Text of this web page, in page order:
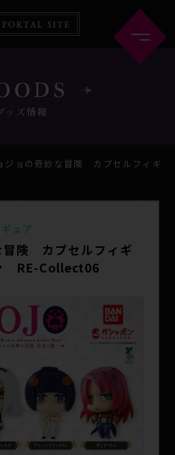
ABOUT
GOODS
ッズ情報
ジョの奇妙な冒険 カプセルフィギ
ュア
冒険 カプセルフィギ
RE-Collect06